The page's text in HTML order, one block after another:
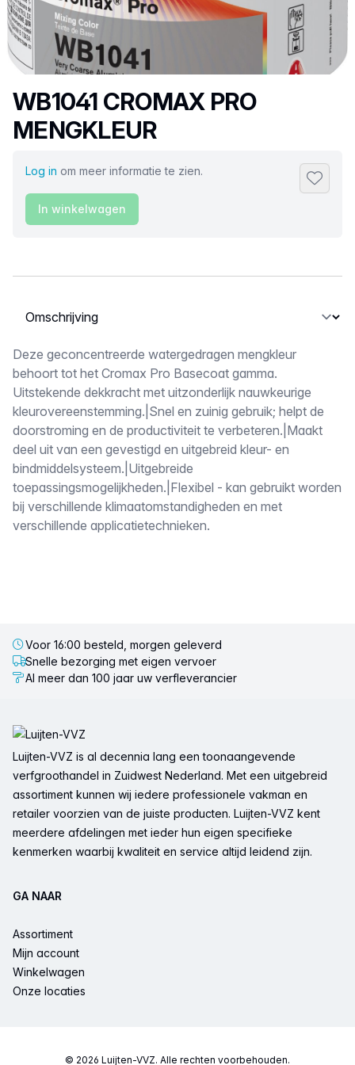
Productnaam
WB1041 CROMAX PRO
MENGKLEUR
Log in om meer informatie te zien.
In winkelwagen
Selecteer een tabblad
Omschrijving
Deze geconcentreerde watergedragen mengkleur
behoort tot het Cromax Pro Basecoat gamma.
Uitstekende dekkracht met uitzonderlijk nauwkeurige
kleurovereenstemming.|Snel en zuinig gebruik; helpt de
doorstroming en de productiviteit te verbeteren.|Maakt
deel uit van een gevestigd en uitgebreid kleur- en
bindmiddelsysteem.|Uitgebreide
toepassingsmogelijkheden.|Flexibel - kan gebruikt worden
bij verschillende klimaatomstandigheden en met
verschillende applicatietechnieken.
Voor 16:00 besteld, morgen geleverd
Snelle bezorging met eigen vervoer
Al meer dan 100 jaar uw verfleverancier
Luijten-VVZ is al decennia lang een toonaangevende
verfgroothandel in Zuidwest Nederland. Met een uitgebreid
assortiment kunnen wij iedere professionele vakman en
retailer voorzien van de juiste producten. Luijten-VVZ kent
meerdere afdelingen met ieder hun eigen specifieke
kenmerken waarbij kwaliteit en service altijd leidend zijn.
GA NAAR
Assortiment
Mijn account
Winkelwagen
Onze locaties
© 2026 Luijten-VVZ. Alle rechten voorbehouden.